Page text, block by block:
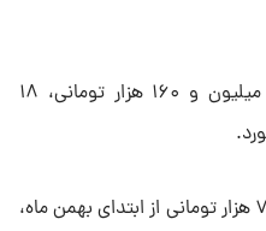
ربع‌سکه همچنین با افزایش یک میلیون و ۱۶۰ هزار تومانی، ۱۸
سکه گرمی نیز در بازار با افزایش ۷۰۰ هزار تومانی از ابتدای بهمن ماه،